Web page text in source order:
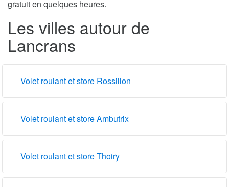
gratuit en quelques heures.
Les villes autour de
Lancrans
Volet roulant et store Rossillon
Volet roulant et store Ambutrix
Volet roulant et store Thoiry